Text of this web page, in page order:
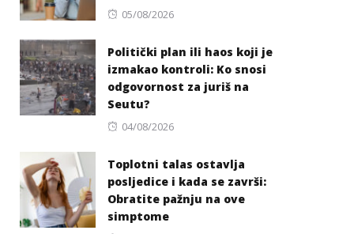
Posted
05/08/2026
Politički plan ili haos koji je
izmakao kontroli: Ko snosi
odgovornost za juriš na
Seutu?
Posted
04/08/2026
Toplotni talas ostavlja
posljedice i kada se završi:
Obratite pažnju na ove
simptome